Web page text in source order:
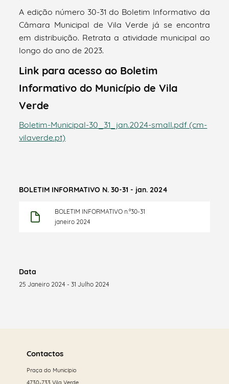
A edição número 30-31 do Boletim Informativo da
Câmara Municipal de Vila Verde já se encontra
em distribuição. Retrata a atividade municipal ao
longo do ano de 2023.
Link para acesso ao Boletim
Informativo do Município de Vila
Verde
Boletim-Municipal-30_31_jan.2024-small.pdf (cm-
vilaverde.pt)
BOLETIM INFORMATIVO N. 30-31 - jan. 2024
BOLETIM INFORMATIVO n.º30-31
janeiro 2024
Data
25 Janeiro 2024 - 31 Julho 2024
maisContactos
Praça do Município
4730-733 Vila Verde